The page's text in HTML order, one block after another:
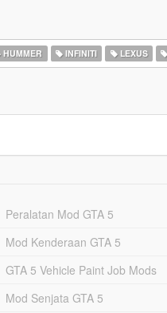
HUMMER INFINITI LEXUS
Peralatan Mod GTA 5
Mod Kenderaan GTA 5
GTA 5 Vehicle Paint Job Mods
Mod Senjata GTA 5